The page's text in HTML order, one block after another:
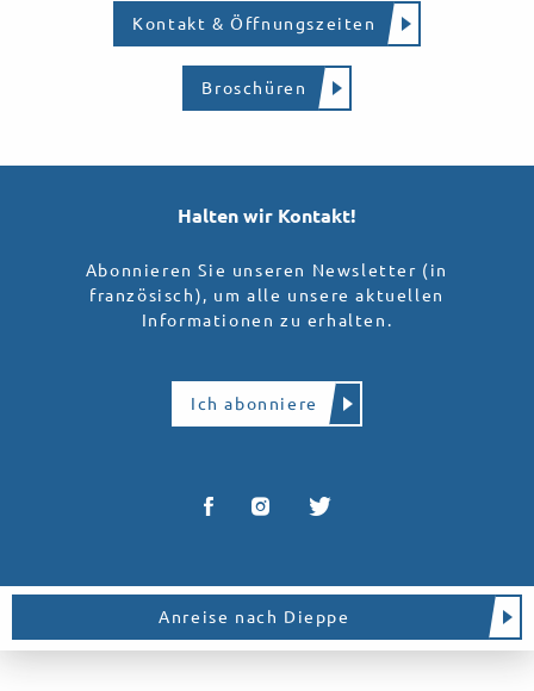
Kontakt & Öffnungszeiten
Broschüren
Halten wir Kontakt!
Abonnieren Sie unseren Newsletter (in
französisch), um alle unsere aktuellen
Informationen zu erhalten.
Ich abonniere
Anreise nach Dieppe